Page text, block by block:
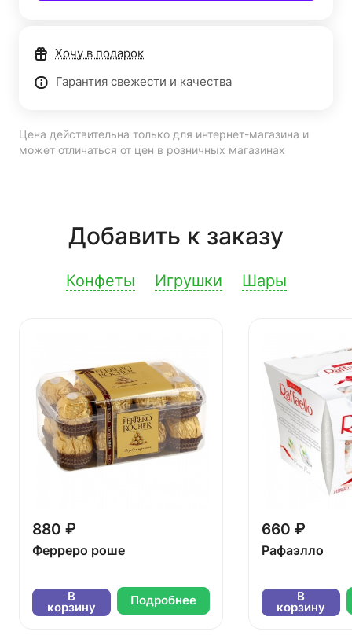
Хочу в подарок
Гарантия свежести и качества
Цена действительна только для интернет-магазина и
может отличаться от цен в розничных магазинах
Добавить к заказу
Конфеты Игрушки Шары
880 ₽
Ферреро роше
В
корзину Подробнее
660 ₽
Рафаэлло
В
корзину